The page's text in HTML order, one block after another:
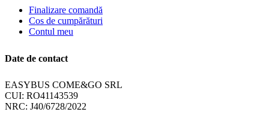
Finalizare comandă
Cos de cumpărături
Contul meu
Date de contact
EASYBUS COME&GO SRL
CUI: RO41143539
NRC: J40/6728/2022